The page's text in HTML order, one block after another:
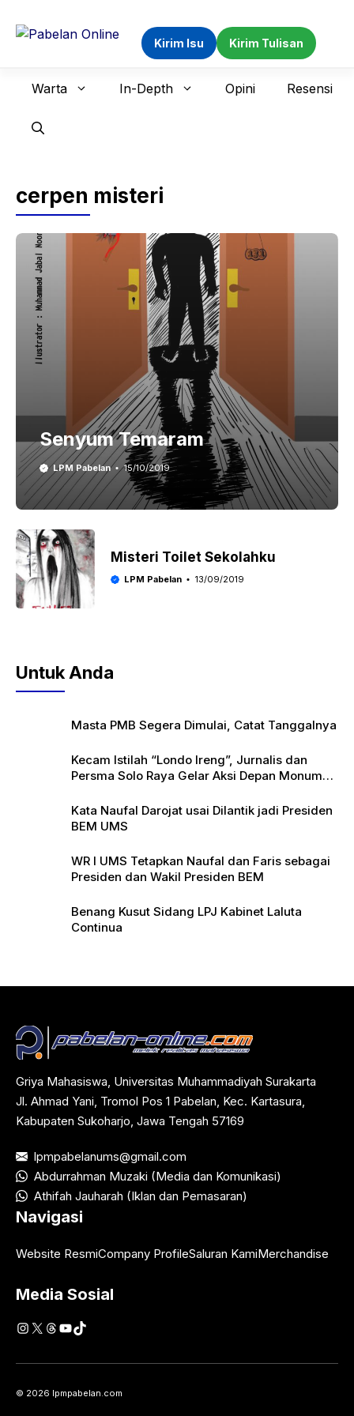
Kirim Isu Kirim Tulisan
Warta In-Depth Opini Resensi
cerpen misteri
Senyum Temaram
LPM Pabelan 15/10/2019
Misteri Toilet Sekolahku
LPM Pabelan 13/09/2019
Untuk Anda
Masta PMB Segera Dimulai, Catat Tanggalnya
Kecam Istilah “Londo Ireng”, Jurnalis dan
Persma Solo Raya Gelar Aksi Depan Monumen
Kata Naufal Darojat usai Dilantik jadi Presiden
BEM UMS
WR I UMS Tetapkan Naufal dan Faris sebagai
Presiden dan Wakil Presiden BEM
Benang Kusut Sidang LPJ Kabinet Laluta
Continua
Griya Mahasiswa, Universitas Muhammadiyah Surakarta
Jl. Ahmad Yani, Tromol Pos 1 Pabelan, Kec. Kartasura,
Kabupaten Sukoharjo, Jawa Tengah 57169
lpmpabelanums@gmail.com
Abdurrahman Muzaki (Media dan Komunikasi)
Athifah Jauharah (Iklan dan Pemasaran)
Navigasi
Website ResmiCompany ProfileSaluran KamiMerchandise
Media Sosial
Instagram
X Threads
YouTube
TikTok
© 2026 lpmpabelan.com